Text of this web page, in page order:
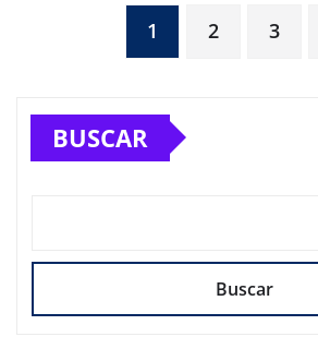
Paginación
de
entradas
1 2 3
BUSCAR
Buscar